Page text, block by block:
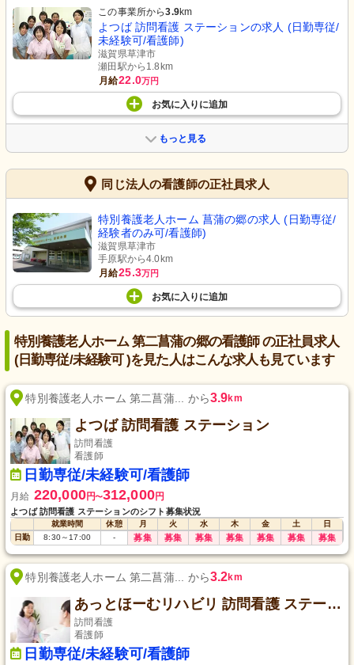
この事業所から3.9km
よつば 訪問看護 ステーションの求人 (日勤専従/
未経験可/看護師)
滋賀県草津市
瀬田駅から1.8km
月給22.0万円
お気に入り に追加
もっと見る
同じ法人の看護師の正社員求人
特別養護老人ホーム 菖蒲の郷の求人 (日勤専従/
経験者のみ可/看護師)
滋賀県草津市
手原駅から4.0km
月給25.3万円
お気に入り に追加
特別養護老人ホーム 第二菖蒲の郷の看護師 の正社員求人
(日勤専従/未経験可 )を見た人はこんな求人も見ています
特別養護老人ホーム 第二菖蒲... から3.9km
よつば 訪問看護 ステーション
訪問看護
看護師
日勤専従/未経験可/看護師
月給 220,000円〜312,000円
よつば 訪問看護 ステーションのシフト募集状況
就業時間 休憩 月 火 水 木 金 土
日
日勤
8:30～17:00 - 募集 募集 募集 募集 募集 募集 募集
特別養護老人ホーム 第二菖蒲... から3.2km
あっとほーむリハビリ 訪問看護 ステーション
訪問看護
看護師
日勤専従/未経験可/看護師